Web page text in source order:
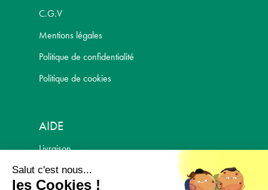
C.G.V
Mentions légales
Politique de confidentialité
Politique de cookies
AIDE
Livraison
Politique de retour
Salut c'est nous...
les Cookies !